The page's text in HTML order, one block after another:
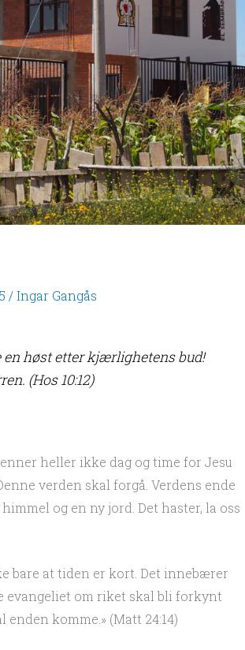
/Ingar Gangås
en høst etter kjærlighetens bud!
(Hos 10:12)
heller ikke dag og time for Jesu
verden skal forgå. Verdens ende
og en ny jord. Det haster, la oss
bare at tiden er kort. Det innebærer
evangeliet om riket skal bli forkynt
komme.» (Matt 24:14)